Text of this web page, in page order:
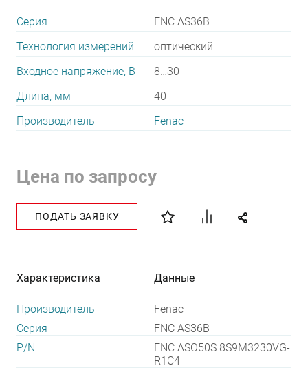
Серия
FNC AS36B
Технология измерений
оптический
Входное напряжение, В
8…30
Длина, мм
40
Производитель
Fenac
Цена по запросу
ПОДАТЬ ЗАЯВКУ
Характеристика Данные
Производитель
Fenac
Серия
FNC AS36B
P/N
FNC ASO50S 8S9M3230VG-
R1C4